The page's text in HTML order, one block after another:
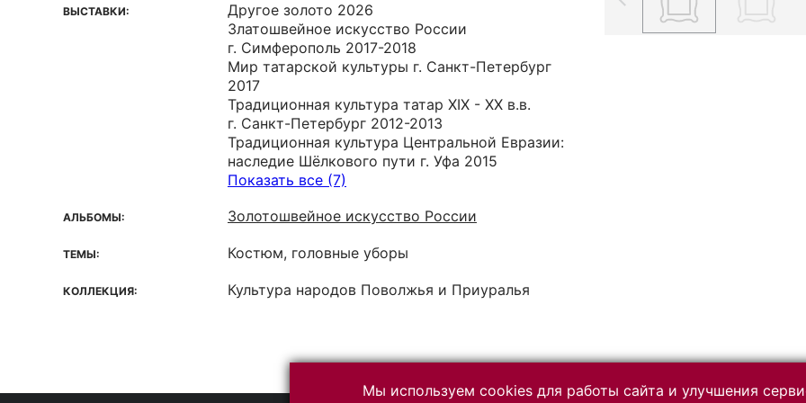
ВЫСТАВКИ:
Другое золото 2026
Златошвейное искусство России
г. Симферополь 2017-2018
Мир татарской культуры г. Санкт-Петербург
2017
Традиционная культура татар XIX - ХХ в.в.
г. Санкт-Петербург 2012-2013
Традиционная культура Центральной Евразии:
наследие Шёлкового пути г. Уфа 2015
Показать все (7)
АЛЬБОМЫ: Золотошвейное искусство России
ТЕМЫ: Костюм, головные уборы
КОЛЛЕКЦИЯ: Культура народов Поволжья и Приуралья
Мы используем cookies для работы сайта и улучшения